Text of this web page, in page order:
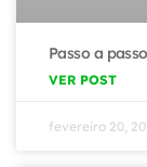
Passo a
VER POST
fevereiro 20,